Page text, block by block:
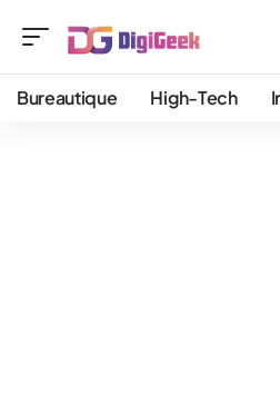
Bureautique High-Tech